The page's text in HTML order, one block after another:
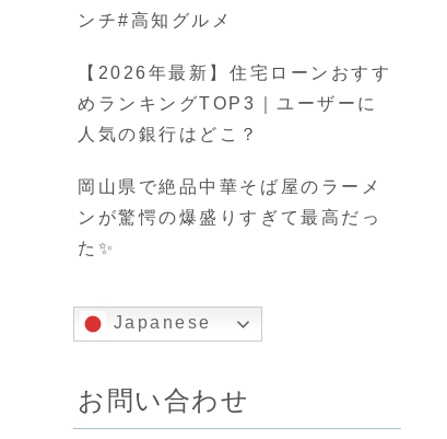
ンチ#高知グルメ
【2026年最新】住宅ローンおすす
めランキングTOP3｜ユーザーに
人気の銀行はどこ？
岡山県で絶品中華そば屋のラーメ
ンが驚愕の爆盛りすぎて最高だっ
た✨
Japanese
お問い合わせ